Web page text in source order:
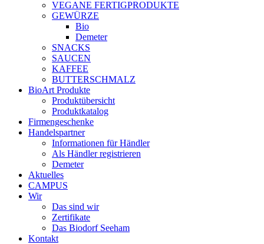
VEGANE FERTIGPRODUKTE
GEWÜRZE
Bio
Demeter
SNACKS
SAUCEN
KAFFEE
BUTTERSCHMALZ
BioArt Produkte
Produktübersicht
Produktkatalog
Firmengeschenke
Handelspartner
Informationen für Händler
Als Händler registrieren
Demeter
Aktuelles
CAMPUS
Wir
Das sind wir
Zertifikate
Das Biodorf Seeham
Kontakt